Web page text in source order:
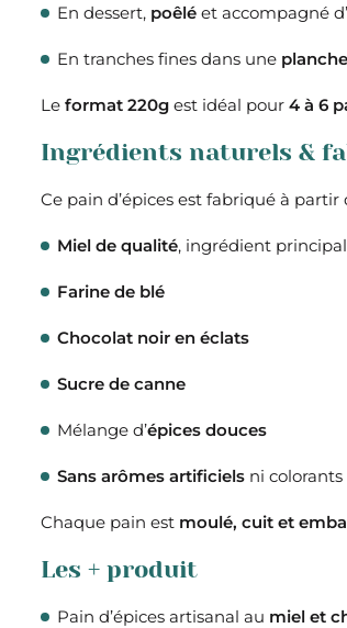
En dessert, poêlé et accompagné
En tranches fines dans une
Le format 220g est idéal pour 4 à 6
Ingrédients naturels &
Ce pain d’épices est fabriqué à partir
Miel de qualité, ingrédient principal
Farine de blé
Chocolat noir en éclats
Sucre de canne
Mélange d’épices douces
Sans arômes artificiels ni colorants
Chaque pain est moulé, cuit et
Les + produit
Pain d’épices artisanal au miel et